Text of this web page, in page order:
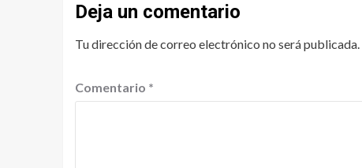
Deja un comentario
Tu dirección de correo electrónico no será publicada.
Comentario *